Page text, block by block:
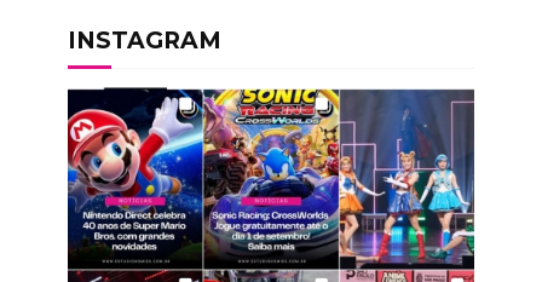
INSTAGRAM